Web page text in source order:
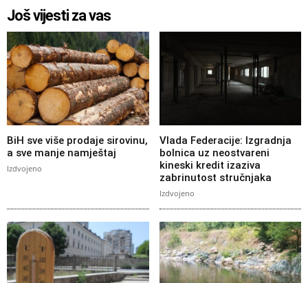
Još vijesti za vas
BiH sve više prodaje sirovinu,
a sve manje namještaj
Izdvojeno
Vlada Federacije: Izgradnja
bolnica uz neostvareni
kineski kredit izaziva
zabrinutost stručnjaka
Izdvojeno